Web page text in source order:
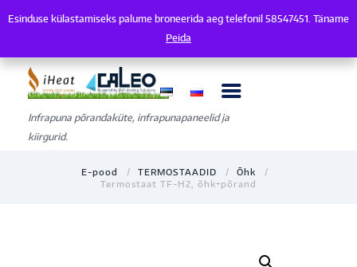
Infrapuna põrandaküte, infrapunapaneelid ja
kiirgurid.
E-pood TERMOSTAADID
Õhk
Termostaat TF-H2, õhk+põrand
Esinduse külastamiseks palume broneerida aeg telefonil 58547451.
Esinduse külastamiseks palume broneerida aeg telefonil 58547451. Täname
Peida